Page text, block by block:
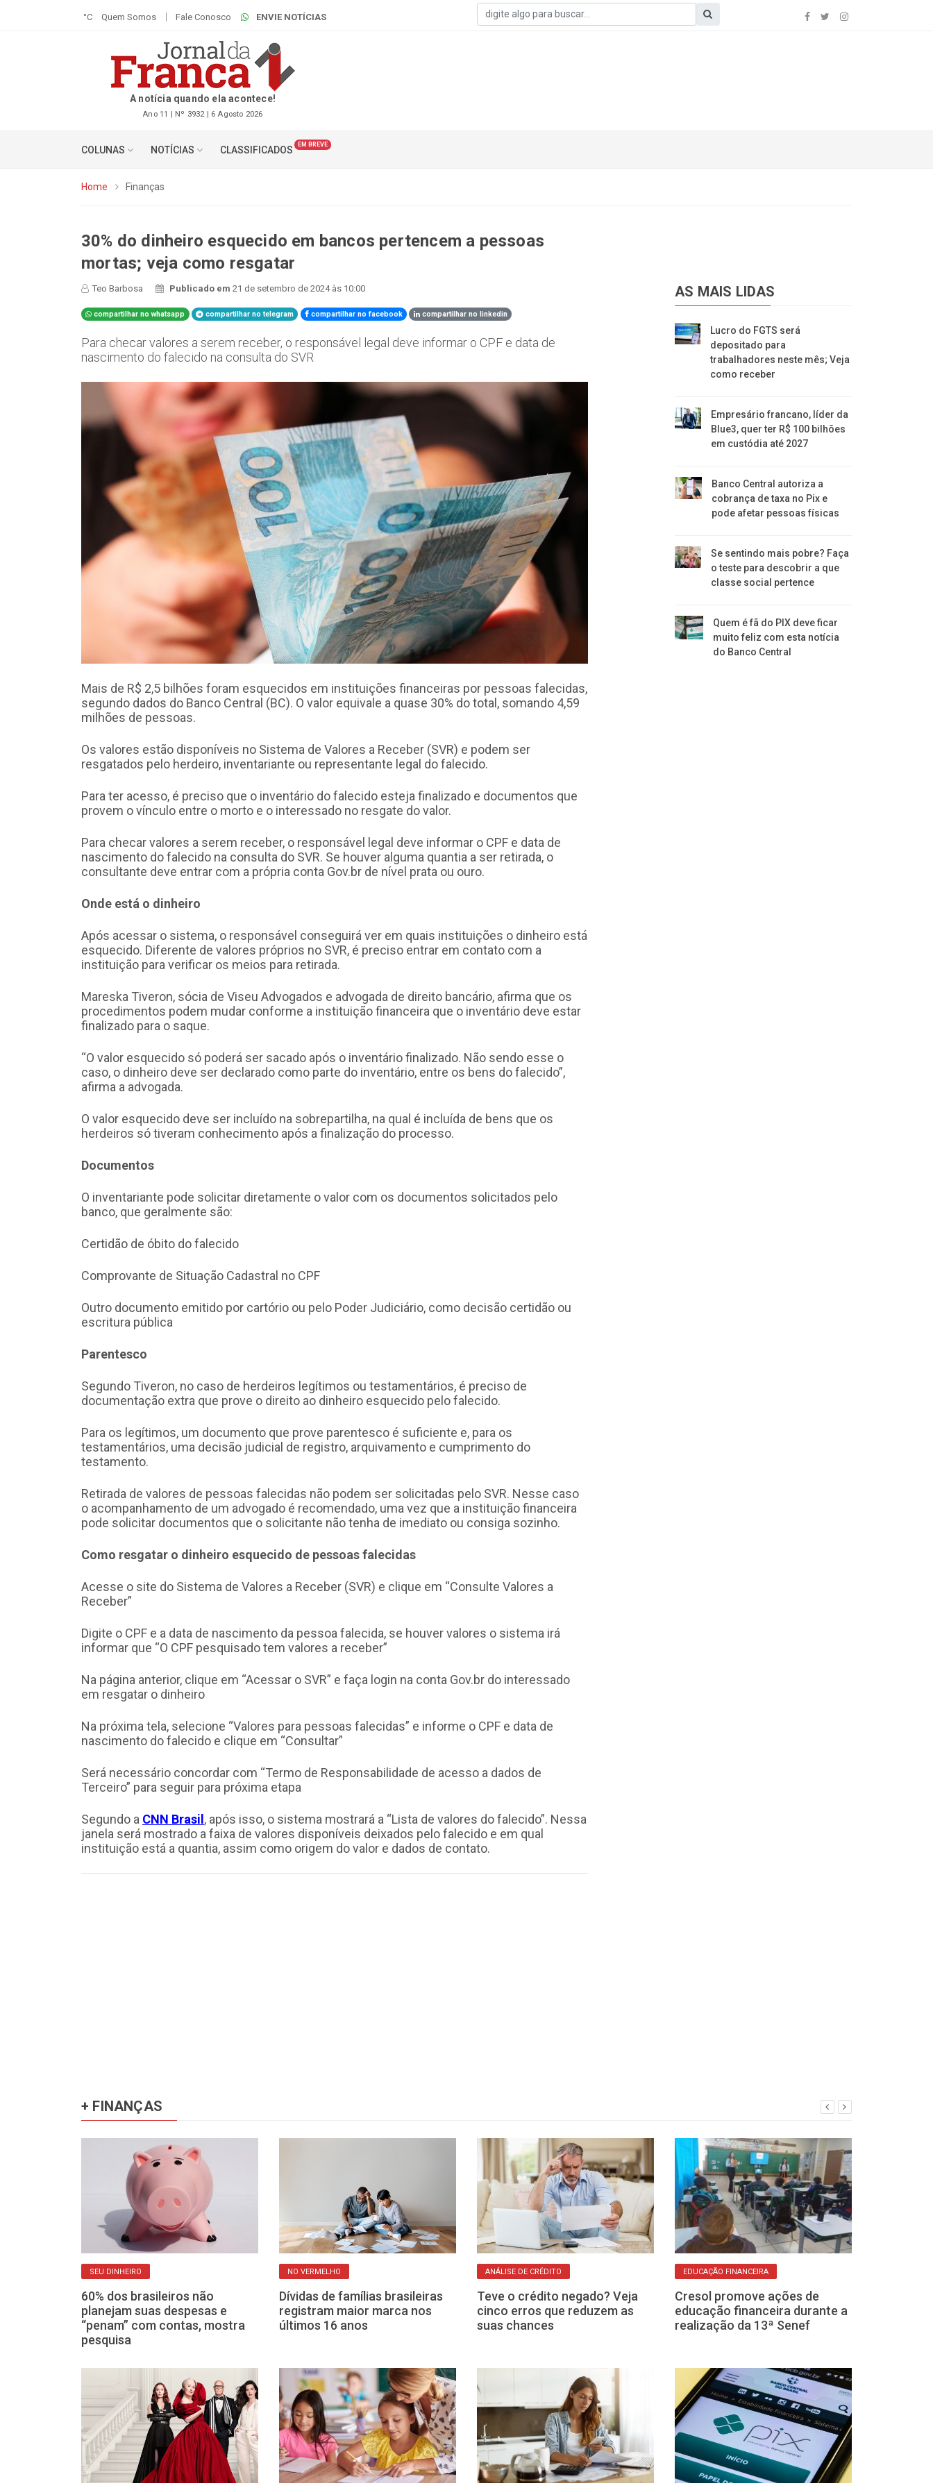
°C Quem Somos Fale Conosco ENVIE NOTÍCIAS
A notícia quando ela acontece!
Ano 11 | Nº 3932 | 6 Agosto 2026
COLUNAS NOTÍCIAS CLASSIFICADOS EM BREVE
Home Finanças
30% do dinheiro esquecido em bancos pertencem a pessoas
mortas; veja como resgatar
Teo Barbosa Publicado em21 de setembro de 2024 às 10:00
compartilhar no whatsapp compartilhar no telegram compartilhar no facebook compartilhar no linkedin
Para checar valores a serem receber, o responsável legal deve informar o CPF e data de
nascimento do falecido na consulta do SVR
Mais de R$ 2,5 bilhões foram esquecidos em instituições financeiras por pessoas falecidas,
segundo dados do Banco Central (BC). O valor equivale a quase 30% do total, somando 4,59
milhões de pessoas.
Os valores estão disponíveis no Sistema de Valores a Receber (SVR) e podem ser
resgatados pelo herdeiro, inventariante ou representante legal do falecido.
Para ter acesso, é preciso que o inventário do falecido esteja finalizado e documentos que
provem o vínculo entre o morto e o interessado no resgate do valor.
Para checar valores a serem receber, o responsável legal deve informar o CPF e data de
nascimento do falecido na consulta do SVR. Se houver alguma quantia a ser retirada, o
consultante deve entrar com a própria conta Gov.br de nível prata ou ouro.
Onde está o dinheiro
Após acessar o sistema, o responsável conseguirá ver em quais instituições o dinheiro está
esquecido. Diferente de valores próprios no SVR, é preciso entrar em contato com a
instituição para verificar os meios para retirada.
Mareska Tiveron, sócia de Viseu Advogados e advogada de direito bancário, afirma que os
procedimentos podem mudar conforme a instituição financeira que o inventário deve estar
finalizado para o saque.
“O valor esquecido só poderá ser sacado após o inventário finalizado. Não sendo esse o
caso, o dinheiro deve ser declarado como parte do inventário, entre os bens do falecido”,
afirma a advogada.
O valor esquecido deve ser incluído na sobrepartilha, na qual é incluída de bens que os
herdeiros só tiveram conhecimento após a finalização do processo.
Documentos
O inventariante pode solicitar diretamente o valor com os documentos solicitados pelo
banco, que geralmente são:
Certidão de óbito do falecido
Comprovante de Situação Cadastral no CPF
Outro documento emitido por cartório ou pelo Poder Judiciário, como decisão certidão ou
escritura pública
Parentesco
Segundo Tiveron, no caso de herdeiros legítimos ou testamentários, é preciso de
documentação extra que prove o direito ao dinheiro esquecido pelo falecido.
Para os legítimos, um documento que prove parentesco é suficiente e, para os
testamentários, uma decisão judicial de registro, arquivamento e cumprimento do
testamento.
Retirada de valores de pessoas falecidas não podem ser solicitadas pelo SVR. Nesse caso
o acompanhamento de um advogado é recomendado, uma vez que a instituição financeira
pode solicitar documentos que o solicitante não tenha de imediato ou consiga sozinho.
Como resgatar o dinheiro esquecido de pessoas falecidas
Acesse o site do Sistema de Valores a Receber (SVR) e clique em “Consulte Valores a
Receber”
Digite o CPF e a data de nascimento da pessoa falecida, se houver valores o sistema irá
informar que “O CPF pesquisado tem valores a receber”
Na página anterior, clique em “Acessar o SVR” e faça login na conta Gov.br do interessado
em resgatar o dinheiro
Na próxima tela, selecione “Valores para pessoas falecidas” e informe o CPF e data de
nascimento do falecido e clique em “Consultar”
Será necessário concordar com “Termo de Responsabilidade de acesso a dados de
Terceiro” para seguir para próxima etapa
Segundo a CNN Brasil , após isso, o sistema mostrará a “Lista de valores do falecido”. Nessa
janela será mostrado a faixa de valores disponíveis deixados pelo falecido e em qual
instituição está a quantia, assim como origem do valor e dados de contato.
AS MAIS LIDAS
Lucro do FGTS será
depositado para
trabalhadores neste mês; Veja
como receber
Empresário francano, líder da
Blue3, quer ter R$ 100 bilhões
em custódia até 2027
Banco Central autoriza a
cobrança de taxa no Pix e
pode afetar pessoas físicas
Se sentindo mais pobre? Faça
o teste para descobrir a que
classe social pertence
Quem é fã do PIX deve ficar
muito feliz com esta notícia
do Banco Central
+ FINANÇAS
SEU DINHEIRO
60% dos brasileiros não
planejam suas despesas e
“penam” com contas, mostra
pesquisa
NO VERMELHO
Dívidas de famílias brasileiras
registram maior marca nos
últimos 16 anos
ANÁLISE DE CRÉDITO
Teve o crédito negado? Veja
cinco erros que reduzem as
suas chances
EDUCAÇÃO FINANCEIRA
Cresol promove ações de
educação financeira durante a
realização da 13ª Senef